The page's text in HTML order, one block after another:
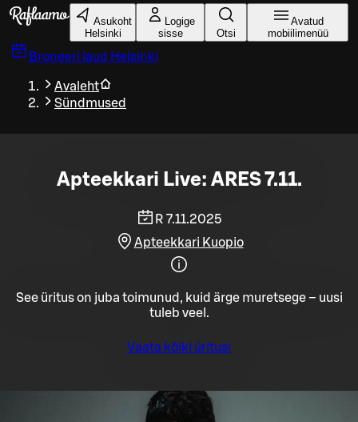
Liigu peamise sisu juurde
Asukoht
Helsinki
Logige
sisse
Otsi
Avatud
mobiilimenüü
Broneeri laud Helsinki
Avaleht
Sündmused
Apteekkari Live: ARES 7.11.
R 7.11.2025
Apteekkari Kuopio
See üritus on juba toimunud, kuid ärge muretsege – uusi
tuleb veel.
Vaata kõiki üritusi